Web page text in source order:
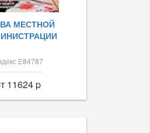
МЕСТНОЙ
Е84787
11624 p